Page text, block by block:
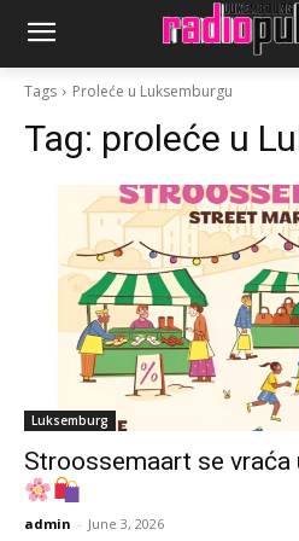
Tags Proleće u Luksemburgu
Tag: proleće u
Luksemburg
Stroossemaart se vraća
admin - June 3, 2026